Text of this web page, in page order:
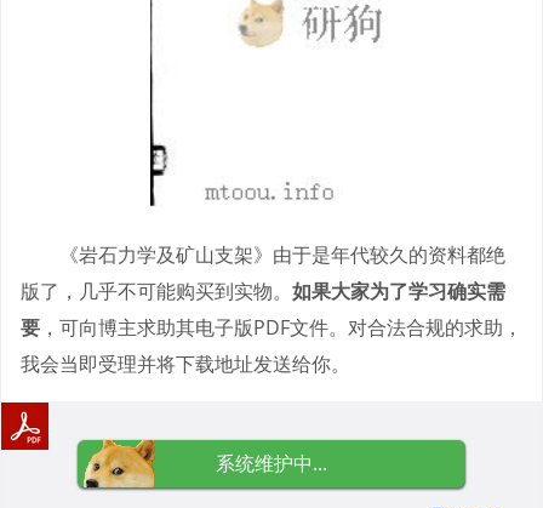
《岩石力学及矿山支架》由于是年代较久的资料都绝
版了，几乎不可能购买到实物。 如果大家为了学习确实需
要 ，可向博主求助其电子版PDF文件。对合法合规的求助，
我会当即受理并将下载地址发送给你。
系统维护中...